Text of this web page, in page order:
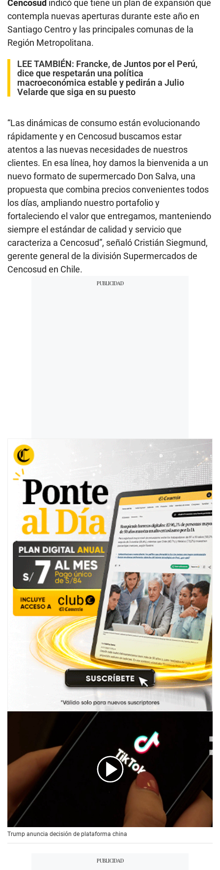
Cencosud indicó que tiene un plan de expansión que
contempla nuevas aperturas durante este año en
Santiago Centro y las principales comunas de la
Región Metropolitana.
LEE TAMBIÉN: Francke, de Juntos por el Perú,
dice que respetarán una política
macroeconómica estable y pedirán a Julio
Velarde que siga en su puesto
“Las dinámicas de consumo están evolucionando
rápidamente y en Cencosud buscamos estar
atentos a las nuevas necesidades de nuestros
clientes. En esa línea, hoy damos la bienvenida a un
nuevo formato de supermercado Don Salva, una
propuesta que combina precios convenientes todos
los días, ampliando nuestro portafolio y
fortaleciendo el valor que entregamos, manteniendo
siempre el estándar de calidad y servicio que
caracteriza a Cencosud”, señaló Cristián Siegmund,
gerente general de la división Supermercados de
Cencosud en Chile.
Trump anuncia decisión de plataforma china